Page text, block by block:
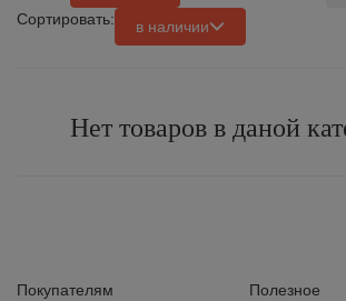
Сортировать:
в наличии
Нет товаров в даной
Покупателям
Полезное